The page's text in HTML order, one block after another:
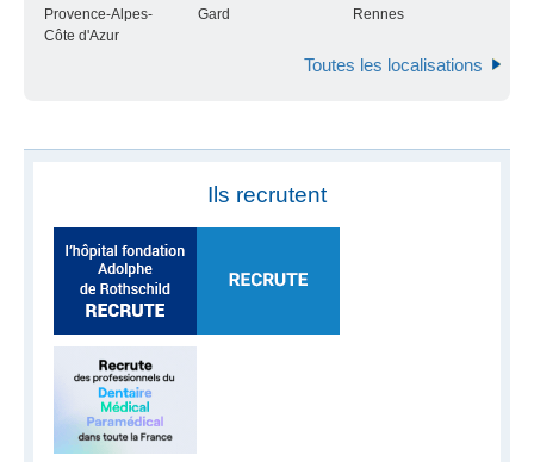
Provence-Alpes-
Côte d'Azur
Gard Rennes
Toutes les localisations
Ils recrutent